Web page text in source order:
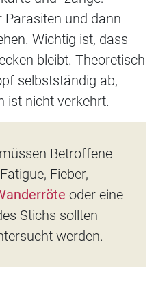
Parasiten und dann
Wichtig ist, dass
bleibt. Theoretisch
selbstständig ab,
ist nicht verkehrt.
Betroffene
Fieber,
oder eine
Stichs sollten
werden.